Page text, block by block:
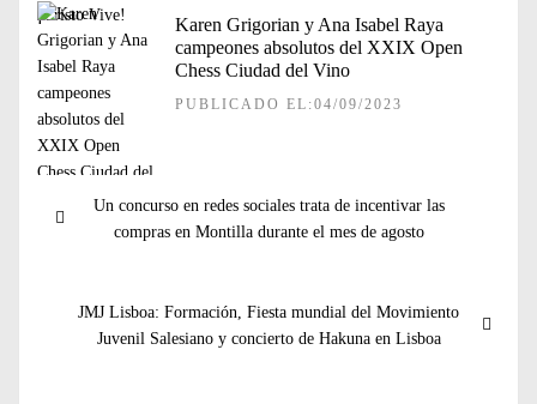
Karen Grigorian y Ana Isabel Raya
campeones absolutos del XXIX Open
Chess Ciudad del Vino
PUBLICADO EL:04/09/2023
de
Entrada
anterior:
Un concurso en redes sociales trata de incentivar las
compras en Montilla durante el mes de agosto
Entrada
siguiente:
JMJ Lisboa: Formación, Fiesta mundial del Movimiento
Juvenil Salesiano y concierto de Hakuna en Lisboa